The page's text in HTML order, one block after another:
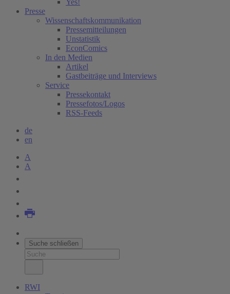
Yes!
Presse
Wissenschaftskommunikation
Pressemitteilungen
Unstatistik
EconComics
In den Medien
Artikel
Gastbeiträge und Interviews
Service
Pressekontakt
Pressefotos/Logos
RSS-Feeds
de
en
A
A
Suche schließen
RWI